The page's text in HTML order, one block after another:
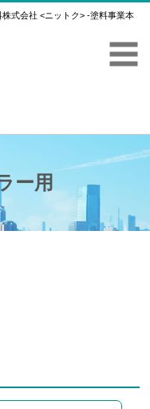
式会社 <ニットク> -塗料事業本
ー用